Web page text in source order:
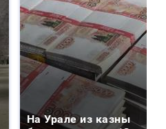
На Урале из казны